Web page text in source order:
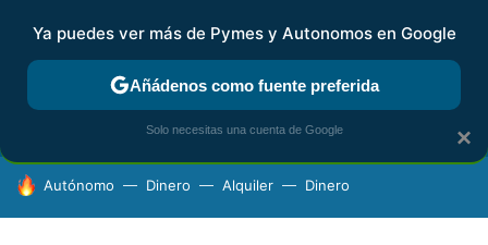
FISCALIDAD Y CONTABILIDAD KIT DIGITAL RENTA
HOY SE HABLA DE
Autónomo Dinero Alquiler Dinero
×
Ya puedes ver más de Pymes y Autonomos en Google
Añádenos como fuente preferida
Solo necesitas una cuenta de Google